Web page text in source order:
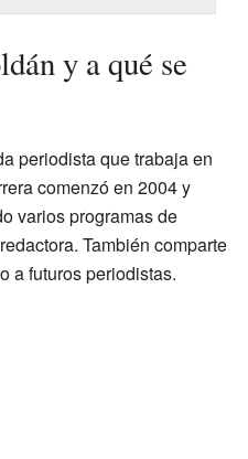
y a qué se
periodista que trabaja en
comenzó en 2004 y
varios programas de
También comparte
a futuros periodistas.